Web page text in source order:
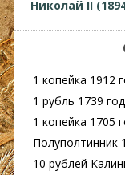
Николай II
1 копейка 1912
1 рубль 1739
1 копейка 1705
Полуполтинник
10 рублей